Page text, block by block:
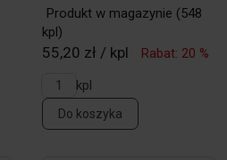
Produkt w magazynie (548
kpl)
55,20 zł / kpl
Rabat: 20 %
kpl
Do koszyka